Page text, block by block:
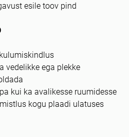
esile toov pind
vedelikke ega plekke
kui ka avalikesse ruumidesse
kogu plaadi ulatuses